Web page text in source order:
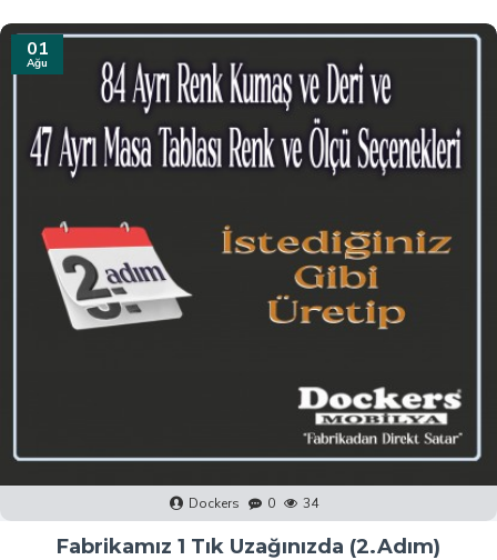
31
Tem
Dockers 0 40
Fabrikamız 1 Tık Uzağınızda (1.Adım)